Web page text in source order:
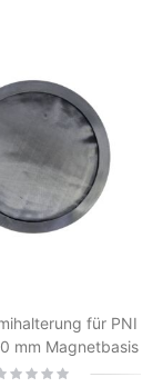
für PNI
mm Magnetbasis